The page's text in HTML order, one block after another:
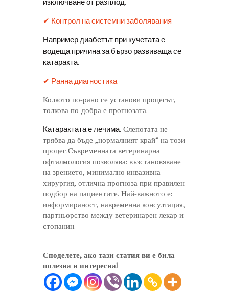
✔ Контрол на системни заболявания
Например диабетът при кучетата е
водеща причина за бързо развиваща се
катаракта.
✔ Ранна диагностика
Колкото по-рано се установи процесът,
толкова по-добра е прогнозата.
Катарактата е лечима. Слепотата не
трябва да бъде „нормалният край“ на този
процес.Съвременната ветеринарна
офталмология позволява: възстановяване
на зрението, минимално инвазивна
хирургия, отлична прогноза при правилен
подбор на пациентите. Най-важното е:
информираност, навременна консултация,
партньорство между ветеринарен лекар и
стопанин.
Споделете, ако тази статия ви е била
полезна и интересна!